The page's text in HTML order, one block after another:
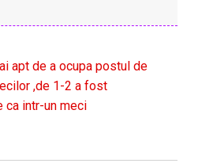
apt de a ocupa postul de
,de 1-2 a fost
ca intr-un meci